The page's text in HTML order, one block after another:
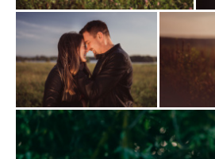
Zobrazit
fotografii
Zobrazit
fotografii